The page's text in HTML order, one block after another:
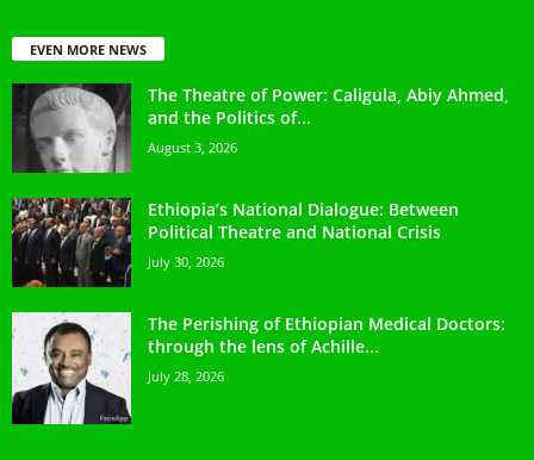
EVEN MORE NEWS
The Theatre of Power: Caligula, Abiy Ahmed,
and the Politics of...
August 3, 2026
Ethiopia’s National Dialogue: Between
Political Theatre and National Crisis
July 30, 2026
The Perishing of Ethiopian Medical Doctors:
through the lens of Achille...
July 28, 2026